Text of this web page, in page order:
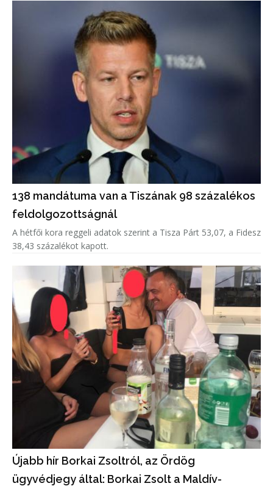
138 mandátuma van a Tiszának 98 százalékos
feldolgozottságnál
A hétfői kora reggeli adatok szerint a Tisza Párt 53,07, a Fidesz
38,43 százalékot kapott.
Újabb hír Borkai Zsoltról, az Ördög
ügyvédjegy által: Borkai Zsolt a Maldív-